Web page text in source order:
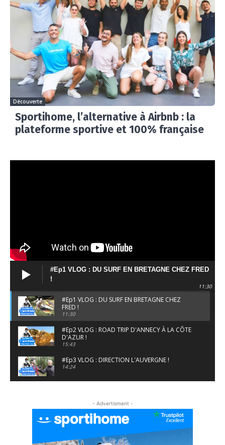
Découverte
Sportihome, l’alternative à Airbnb : la
plateforme sportive et 100% française
#Ep1 VLOG : DU SURF EN BRETAGNE CHEZ FRED
!
11:30
#Ep1 VLOG : DU SURF EN BRETAGNE CHEZ
FRED !
11:30
#Ep2 VLOG : ROAD TRIP D'ANNECY À LA CÔTE
D'AZUR !
15:43
#Ep3 VLOG : DIRECTION L'AUVERGNE !
14:24
#EP6 VLOG : SKI & RANDONNÉE DANS LES
ALPES
- Advertisment -